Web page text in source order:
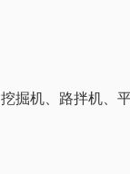
掘机、路拌机、